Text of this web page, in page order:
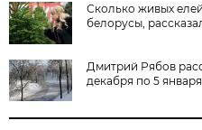
Сколько живых
белорусы,
Дмитрий Рябов
декабря по 5 января